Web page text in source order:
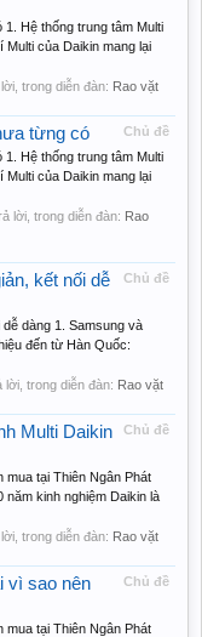
Hệ thống trung tâm Multi
của Daikin mang lại
lời, trong diễn đàn: Rao vặt
Chủ đề
từng có
Hệ thống trung tâm Multi
của Daikin mang lại
lời, trong diễn đàn: Rao
Chủ đề
kết nối dễ
dàng 1. Samsung và
đến từ Hàn Quốc:
lời, trong diễn đàn: Rao vặt
Chủ đề
Multi Daikin
mua tại Thiên Ngân Phát
kinh nghiệm Daikin là
lời, trong diễn đàn: Rao vặt
Chủ đề
vì sao nên
mua tại Thiên Ngân Phát